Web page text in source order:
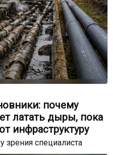
почему
латать дыры, пока
инфраструктуру
зрения специалиста